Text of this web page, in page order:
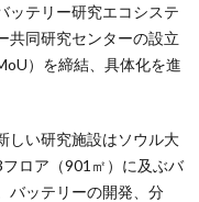
ッテリー研究エコシステ
共同研究センターの設立
）を締結、具体化を進
しい研究施設はソウル大
ロア（901㎡）に及ぶバ
バッテリーの開発、分